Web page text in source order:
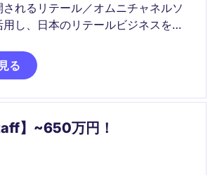
れるリテール／オムニチャネルソ
し、日本のリテールビジネスを技
携し、安定運用と継続的な改善・機
ジションです。
る
】~650万円！